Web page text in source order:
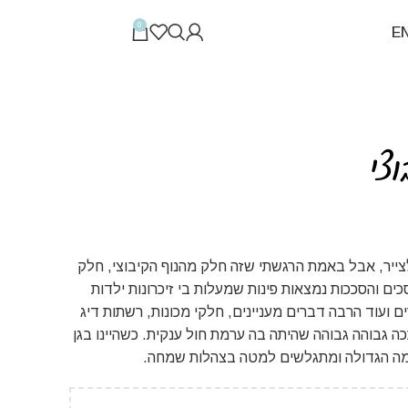
EN
0
אבל באמת הרגשתי שזה חלק מהנוף הקיבוצי, חלק
והסככות נמצאות פינות שמעלות בי זיכרונות ילדות
ועוד הרבה דברים מעניינים, חלקי מכונות, רשתות דיג
גבוהה גבוהה שהיתה בה ערמת חול ענקית. כשהיינו בגן
הגדולה ומתגלשים למטה בצהלות שמחה.